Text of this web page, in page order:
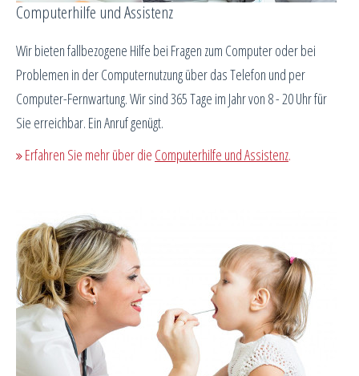
Computerhilfe und Assistenz
Wir bieten fallbezogene Hilfe bei Fragen zum Computer oder bei
Problemen in der Computernutzung über das Telefon und per
Computer-Fernwartung. Wir sind 365 Tage im Jahr von 8 - 20 Uhr für
Sie erreichbar. Ein Anruf genügt.
Erfahren Sie mehr über die Computerhilfe und Assistenz.